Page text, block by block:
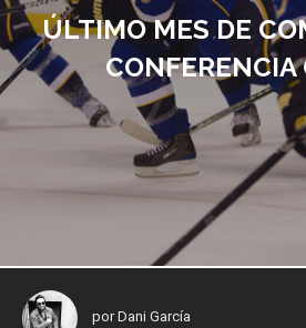
ÚLTIMO MES DE
CONFERENCIA
porDani García